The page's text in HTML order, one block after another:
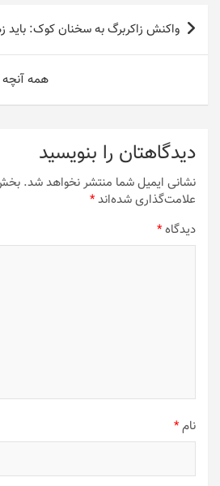
راهبری
نوشته
واکنش زاکربرگ به سخنان کوک: باید
همه آنچه از
دیدگاهتان را بنویسید
نشانی ایمیل شما منتشر نخواهد شد.
علامت‌گذاری شده‌اند*
دیدگاه*
نام*